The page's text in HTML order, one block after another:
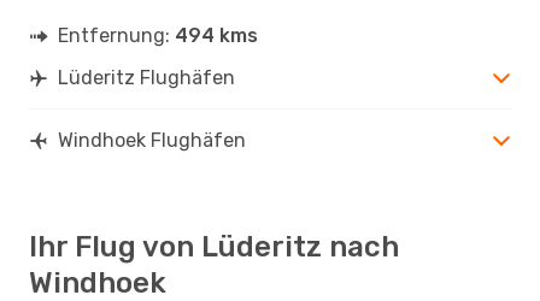
Entfernung: 494 kms
Lüderitz Flughäfen
Windhoek Flughäfen
Ihr Flug von Lüderitz nach
Windhoek